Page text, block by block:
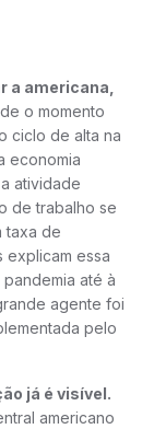
a americana,
o momento
ciclo de alta na
economia
atividade
de trabalho se
taxa de
essa
até à
agente foi
pelo
já é visível.
americano